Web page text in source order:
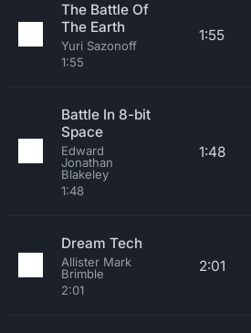
The Battle Of
The Earth
Yuri Sazonoff
1:55
1:55
Battle In 8-bit
Space
Edward
Jonathan
Blakeley
1:48
1:48
Dream Tech
Allister Mark
Brimble
2:01
2:01